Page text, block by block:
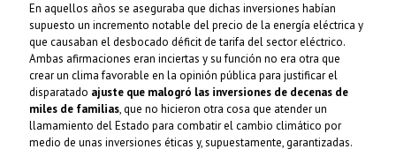
En aquellos años se aseguraba que dichas inversiones habían
supuesto un incremento notable del precio de la energía eléctrica y
que causaban el desbocado déficit de tarifa del sector eléctrico.
Ambas afirmaciones eran inciertas y su función no era otra que
crear un clima favorable en la opinión pública para justificar el
disparatado ajuste que malogró las inversiones de decenas de
miles de familias, que no hicieron otra cosa que atender un
llamamiento del Estado para combatir el cambio climático por
medio de unas inversiones éticas y, supuestamente, garantizadas.